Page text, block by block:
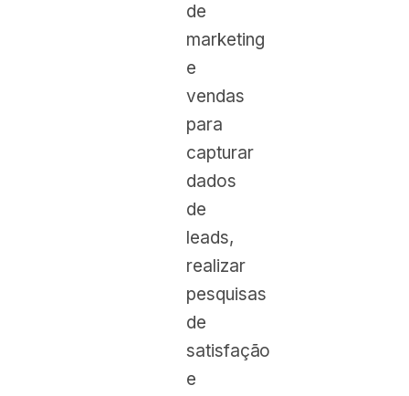
de
marketing
e
vendas
para
capturar
dados
de
leads,
realizar
pesquisas
de
satisfação
e